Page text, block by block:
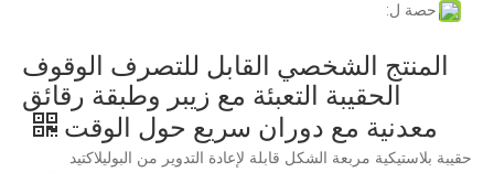
حصة ل:
المنتج الشخصي القابل للتصرف الوقوف
الحقيبة التعبئة مع زيبر وطبقة رقائق
معدنية مع دوران سريع حول الوقت
حقيبة بلاستيكية مربعة الشكل قابلة لإعادة التدوير من البوليلاكتيد